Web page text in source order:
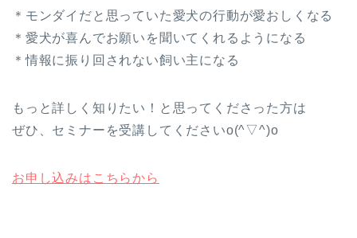
＊モンダイだと思っていた愛犬の行動が愛おしくなる
＊愛犬が喜んでお願いを聞いてくれるようになる
＊情報に振り回されない飼い主になる
もっと詳しく知りたい！と思ってくださった方は
ぜひ、セミナーを受講してくださいo(^▽^)o
お申し込みはこちらから